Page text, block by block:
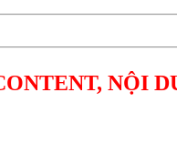
NỘI